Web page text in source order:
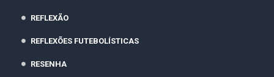
REFLEXÃO
REFLEXÕES FUTEBOLÍSTICAS
RESENHA